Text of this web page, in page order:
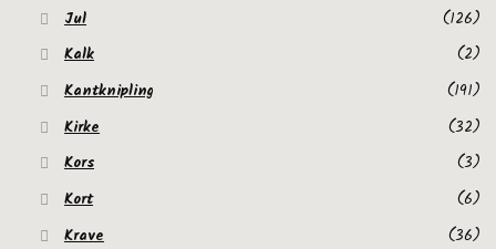
Jul
(126)
Kalk
(2)
Kantknipling
(191)
Kirke
(32)
Kors
(3)
Kort
(6)
Krave
(36)